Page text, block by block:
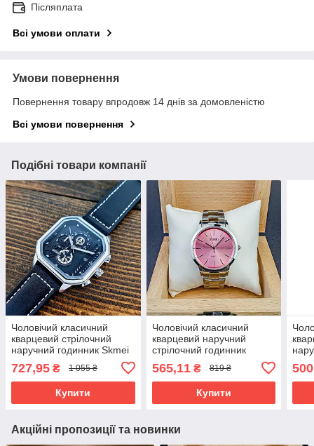
Післяплата
Всі умови оплати
Умови повернення
Повернення товару впродовж 14 днів за домовленістю
Всі умови повернення
Подібні товари компанії
Чоловічий класичний
кварцевий стрілочний
наручний годинник Skmei
727,95 ₴ 1 055 ₴
Купити
Чоловічий класичний
кварцевий наручний
стрілочний годинник
565,11₴ 819 ₴
Купити
Акційні пропозиції та новинки